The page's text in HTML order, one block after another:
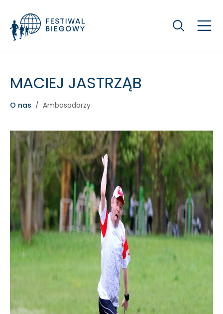
Szukaj
MACIEJ JASTRZĄB
O nas Ambasadorzy